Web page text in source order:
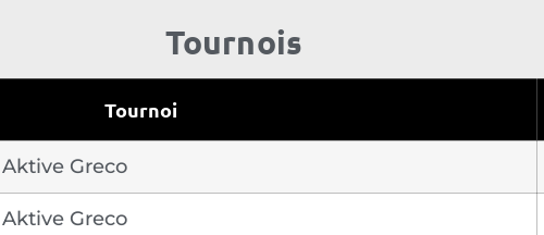
Tournois
Tournoi
Greco
Greco